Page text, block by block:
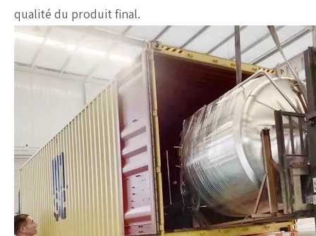
qualité du produit final.